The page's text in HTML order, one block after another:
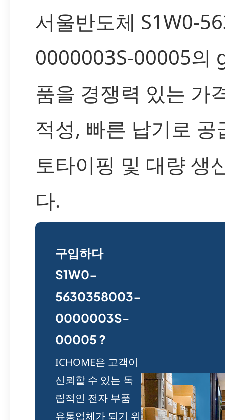
서울반도체 S1W0-
0000003S-00005의
품을 경쟁력 있는 가
적성, 빠른 납기로 공
토타이핑 및 대량 생
다.
구입하다
S1W0-
5630358003-
0000003S-
00005 ?
ICHOME은 고객이
신뢰할 수 있는 독
립적인 전자 부품
유통업체가 되기 위